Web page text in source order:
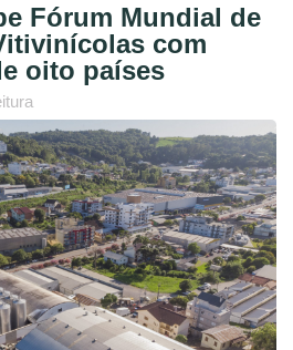
Fórum Mundial de
com
oito países